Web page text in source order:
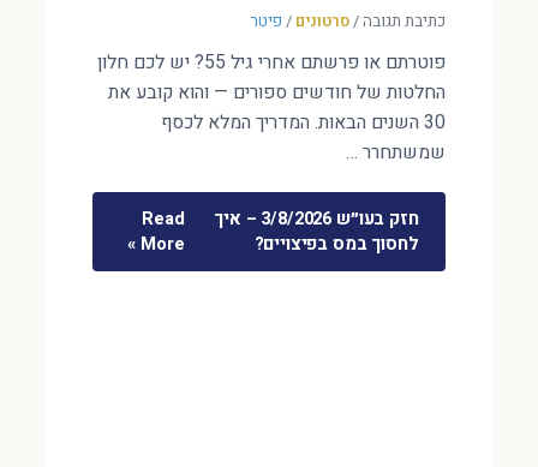
כתיבת תגובה/סרטונים / פיטר
פוטרתם או פרשתם אחרי גיל 55? יש לכם חלון
החלטות של חודשים ספורים — והוא קובע את
30 השנים הבאות. המדריך המלא לכסף
שמשתחרר …
חזק בעו״ש 3/8/2026 – איך
לחסוך במס בפיצויים?
Read
More »